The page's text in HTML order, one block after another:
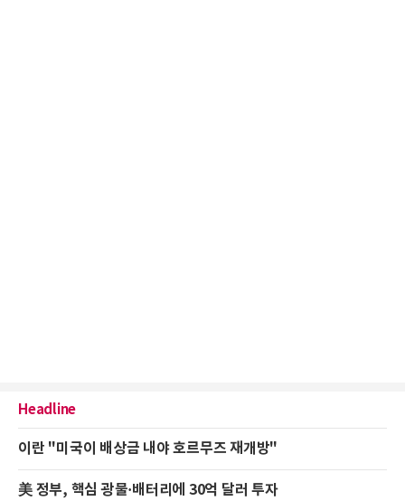
Headline
이란 "미국이 배상금 내야 호르무즈 재개방"
美 정부, 핵심 광물·배터리에 30억 달러 투자